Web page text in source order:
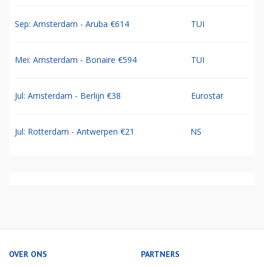
Sep: Amsterdam - Aruba €614 TUI
Mei: Amsterdam - Bonaire €594 TUI
Jul: Amsterdam - Berlijn €38 Eurostar
Jul: Rotterdam - Antwerpen €21 NS
OVER ONS PARTNERS